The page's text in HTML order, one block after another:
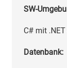
SW-
C# mit
Datenbank: